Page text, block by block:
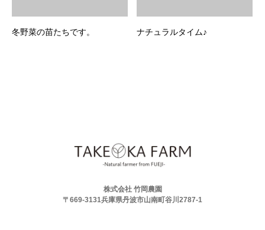
冬野菜の苗たちです。 ナチュラルタイム♪
株式会社 竹岡農園
〒669-3131兵庫県丹波市山南町谷川2787-1